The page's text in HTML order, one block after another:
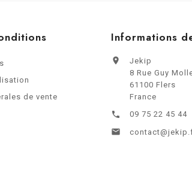
de vente
Informations

Jekip
8 Rue Guy
61100 Flers
France
 09 75 22 45 44
